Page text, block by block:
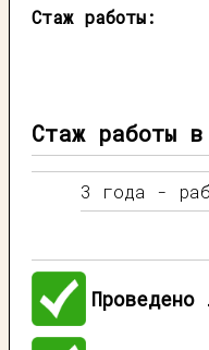
Стаж работы:
Стаж работы
3 года -
Проведено